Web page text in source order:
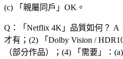
(c) 「 親屬同戶 」OK。
Q：「 Netflix 4K 」品質如何？ A
才有；(2) 「 Dolby Vision /
（部分作品）；(4) 「 需要 」：